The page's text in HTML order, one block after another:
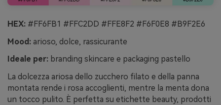
HEX: #FF6FB1 #FFC2DD #FFE8F2 #F6F0E8 #B9F2E6
Mood: arioso, dolce, rassicurante
Ideale per: branding skincare e packaging pastello
La dolcezza ariosa dello zucchero filato e della panna
montata rende i rosa accoglienti, mentre la menta dona
un tocco pulito. È perfetta su etichette beauty, prodotti